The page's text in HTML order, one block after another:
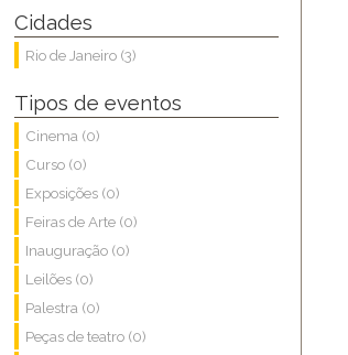
Cidades
Rio de Janeiro (3)
Tipos de eventos
Cinema (0)
Curso (0)
Exposições (0)
Feiras de Arte (0)
Inauguração (0)
Leilões (0)
Palestra (0)
Peças de teatro (0)